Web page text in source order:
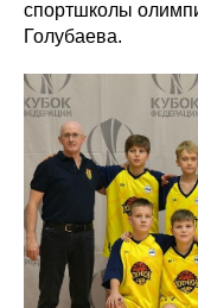
спортшколы
Голубаева.